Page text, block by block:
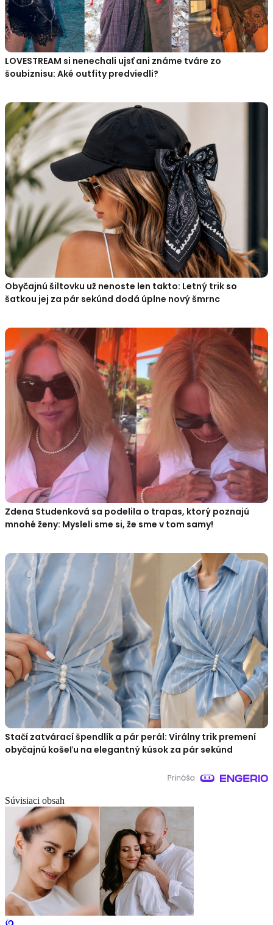
LOVESTREAM si nenechali ujsť ani známe tváre zo
šoubiznisu: Aké outfity predviedli?
Obyčajnú šiltovku už nenoste len takto: Letný trik so
šatkou jej za pár sekúnd dodá úplne nový šmrnc
Zdena Studenková sa podelila o trapas, ktorý poznajú
mnohé ženy: Mysleli sme si, že sme v tom samy!
Stačí zatvárací špendlík a pár perál: Virálny trik premení
obyčajnú košeľu na elegantný kúsok za pár sekúnd
Súvisiaci obsah